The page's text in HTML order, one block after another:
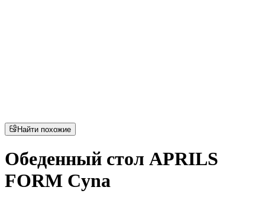
Найти похожие
Обеденный стол APRILS
FORM Cyna